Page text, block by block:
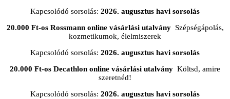
Kapcsolódó sorsolás: 2026. augusztus havi sorsolás
20.000 Ft-os Rossmann online vásárlási utalványSzépségápolás,
kozmetikumok, élelmiszerek
Kapcsolódó sorsolás: 2026. augusztus havi sorsolás
20.000 Ft-os Decathlon online vásárlási utalvány Költsd, amire
szeretnéd!
Kapcsolódó sorsolás: 2026. augusztus havi sorsolás